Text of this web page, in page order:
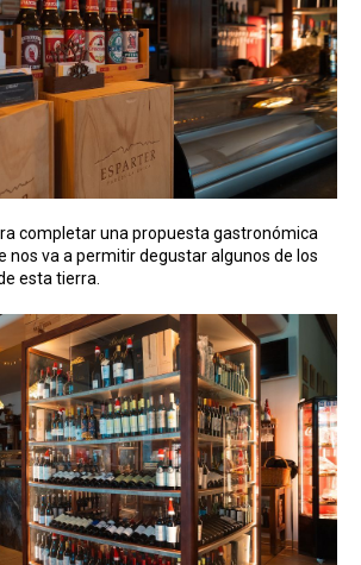
completar una propuesta gastronómica
nos va a permitir degustar algunos de los
esta tierra.